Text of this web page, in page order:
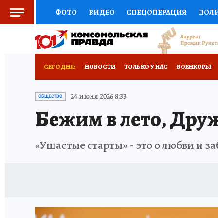
ФОТО ВИДЕО СПЕЦОПЕРАЦИЯ
СОЦПОДДЕРЖКА НАУКА СПОРТ
НОВОЕ
СЕГОДНЯ: НОВОСТИ ТОЛЬКО У НАС ВОЕНКОРЫ
ОТДЫХ В РОССИИ
ОБЩЕСТВО 24 июня 2026 8:33
Бежим в лето,
«Ушастые старты» - это о любви и